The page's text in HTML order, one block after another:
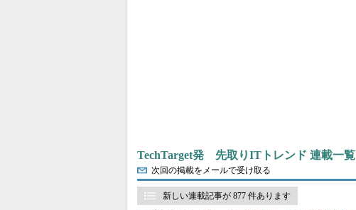
TechTarget発 先取りITトレンド 連載一覧
次回の掲載をメールで受け取る
新しい連載記事が 877 件あります